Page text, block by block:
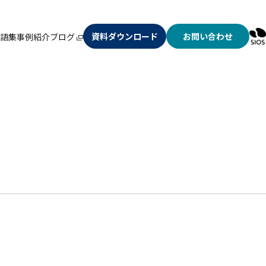
集事例紹介ブログ 資料ダウンロード お問い合わせ